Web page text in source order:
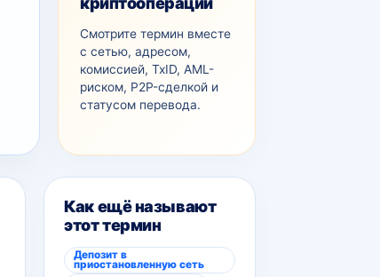
Смотрите термин вместе
с сетью, адресом,
комиссией, TxID, AML-
рискoм, P2P-сделкой и
статусом перевода.
Как ещё называют
этот термин
Депозит в
приостановленную сеть